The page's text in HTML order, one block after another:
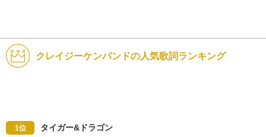
クレイジーケンバンドの人気歌詞ランキング
1位 タイガー&ドラゴン